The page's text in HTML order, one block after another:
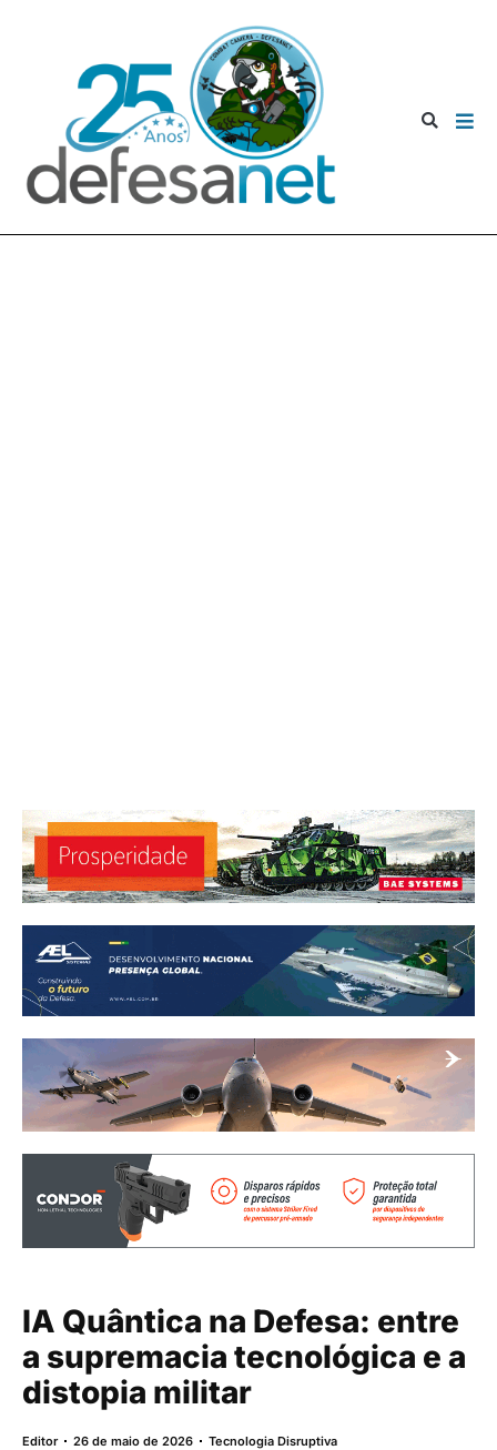
IA Quântica na Defesa: entre
a supremacia tecnológica e a
distopia militar
Editor 26 de maio de 2026 Tecnologia Disruptiva